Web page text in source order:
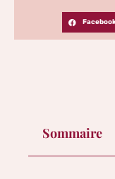
Sommaire